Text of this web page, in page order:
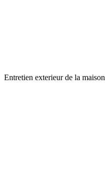
Entretien exterieur de la maison